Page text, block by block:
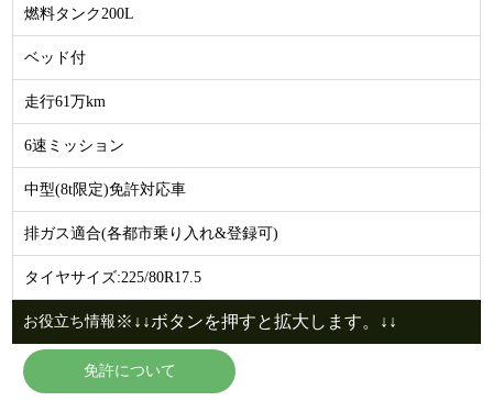
燃料タンク200L
ベッド付
走行61万km
6速ミッション
中型(8t限定)免許対応車
排ガス適合(各都市乗り入れ&登録可)
タイヤサイズ:225/80R17.5
お役立ち情報 ※↓↓ボタンを押すと拡大します。↓↓
免許について